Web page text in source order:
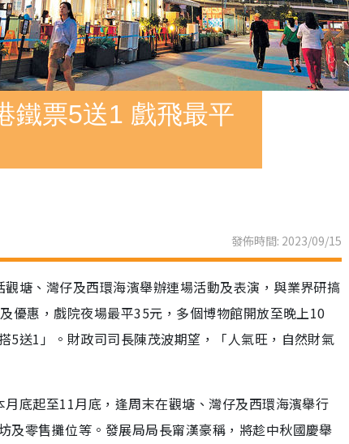
鐵票5送1 戲飛最平
發佈時間: 2023/09/15
塘、灣仔及西環海濱舉辦連場活動及表演，與業界研搞
優惠，戲院夜場最平35元，多個博物館開放至晚上10
5送1」。財政司司長陳茂波期望，「人氣旺，自然財氣
底起至11月底，逢周末在觀塘、灣仔及西環海濱舉行
及零售攤位等。發展局局長甯漢豪稱，將趁中秋國慶舉